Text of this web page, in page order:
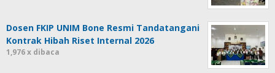
Dosen FKIP UNIM Bone Resmi Tandatangani
Kontrak Hibah Riset Internal 2026
1,976 x dibaca